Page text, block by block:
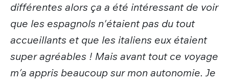
différentes alors ça a été intéressant de voir
que les espagnols n'étaient pas du tout
accueillants et que les italiens eux étaient
super agréables ! Mais avant tout ce voyage
m’a appris beaucoup sur mon autonomie. Je